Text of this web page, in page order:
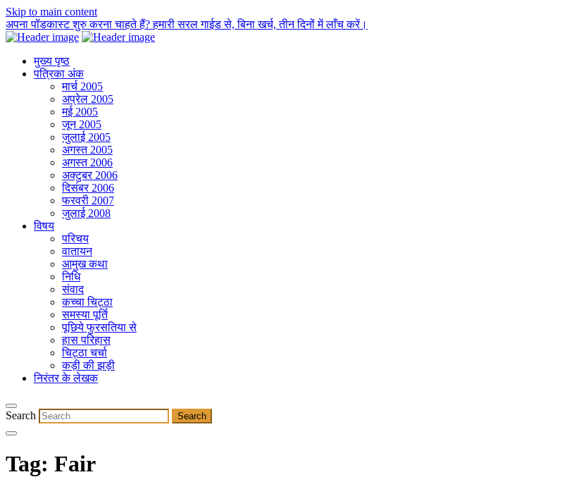
Skip to main content
अपना पॉडकास्ट शुरु करना चाहते हैं? हमारी सरल गाईड से, बिना खर्च, तीन दिनों में लाँच करें।
मुख्य पृष्ठ
पत्रिका अंक
मार्च 2005
अप्रेल 2005
मई 2005
जून 2005
जुलाई 2005
अगस्त 2005
अगस्त 2006
अक्टुबर 2006
दिसंबर 2006
फरवरी 2007
जुलाई 2008
विषय
परिचय
वातायन
आमुख कथा
निधि
संवाद
कच्चा चिट्ठा
समस्या पूर्ति
पूछिये फुरसतिया से
हास परिहास
चिट्ठा चर्चा
कड़ी की झड़ी
निरंतर के लेखक
Search
Tag: Fair